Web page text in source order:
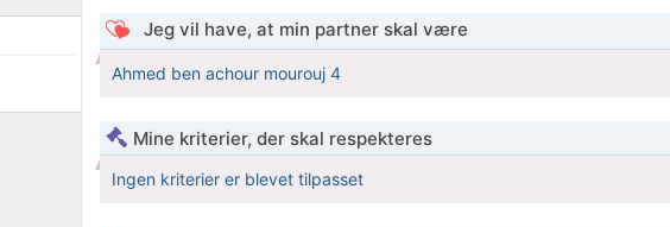
Jeg vil have, at min partner skal være
Ahmed ben achour mourouj 4
Mine kriterier, der skal respekteres
Ingen kriterier er blevet tilpasset